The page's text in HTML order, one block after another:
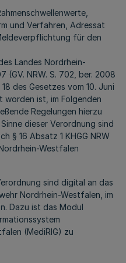
und Verfahren, Adressat
für den
Landes Nordrhein-
(GV. NRW. S. 702, ber. 2008
des Gesetzes vom 10. Juni
worden ist, im Folgenden
Regelungen hierzu
dieser Verordnung sind
§ 16 Absatz 1 KHGG NRW
Westfalen
sind digital an das
Nordrhein-Westfalen, im
Dazu ist das Modul
(MediRIG) zu